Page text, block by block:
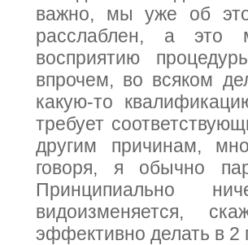
важно, мы уже об
расслаблен, а это
восприятию
впрочем, во всяком
какую-то
требует
другим причинам,
говоря, я обычно
Принципиально
видоизменяется,
эффективно делать в